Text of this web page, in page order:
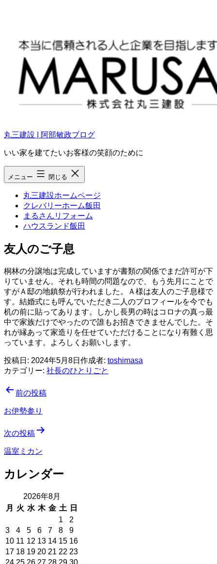
丸三建設 | 阿部敏政ブログ
いい家を建てたいお客様の笑顔のために
メニュー 閉じる
丸三建設ホームページ
クレバリーホーム飯田
まるさんリフォーム
ハウスランド飯田
友人のご子息
桐林の分譲地は完成していますが書類の関係でまだ許可が下
りていません。それも時間の問題なので、もう先月にことで
すがＡ邸の地鎮祭が行われました。Ａ様は友人のご子息様で
す。結婚式にも呼んでいただき二人のプロフィールを今でも
机の前に貼ってあります。
しかし長男の時はコロナの真っ最
中で家族だけでやったので誰もお招きできませんでした。そ
れが縁あって家造りを任せていただけることになり有難く思
っています。よろしくお願いします。
投稿日: 2024年5月8日 作成者: toshimasa
カテゴリー: 社長のひとりごと
投
稿
ビ
ゲ
ー
シ
ン
前の投稿
お伊勢参り
次の投稿
温室ミカン
カレンダー
2026年8月
月
火 水 木 金 土
日
1
2
3
4 5 6 7 8
9
10 11 12 13 14 15 16
17 18 19 20 21 22 23
24 25 26 27 28 29 30